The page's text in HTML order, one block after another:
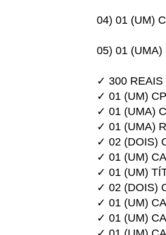
04) 01 (UM)
05) 01 (UMA)
✓ 300 REAIS
✓ 01 (UM)
✓ 01 (UMA)
✓ 01 (UMA)
✓ 02 (DOIS)
✓ 01 (UM)
✓ 01 (UM)
✓ 02 (DOIS)
✓ 01 (UM)
✓ 01 (UM)